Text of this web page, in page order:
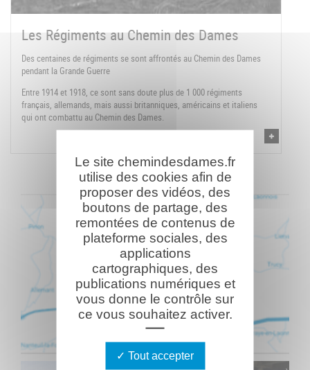
Les Régiments au Chemin des Dames
Des centaines de régiments se sont affrontés au Chemin des Dames
pendant la Grande Guerre
Entre 1914 et 1918, ce sont sans doute plus de 1 000 régiments
français, allemands, mais aussi britanniques, américains et italiens
qui ont combattu au Chemin des Dames.
Le site chemindesdames.fr
utilise des cookies afin de
proposer des vidéos, des
boutons de partage, des
remontées de contenus de
plateforme sociales, des
applications
cartographiques, des
publications numériques et
vous donne le contrôle sur
ce vous souhaitez activer.
Tout accepter